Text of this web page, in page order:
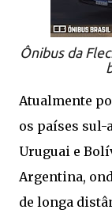
Ônibus da
Atualmente
os países
Uruguai e
Argentina,
de longa